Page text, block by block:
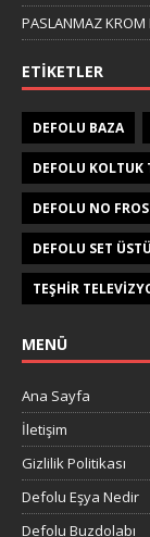
PASLANMAZ KROM
ETIKETLER
DEFOLU BAZA
DEFOLU KOLTUK
DEFOLU NO
DEFOLU SET
TEŞHIR
MENÜ
Ana Sayfa
İletişim
Gizlilik Politikası
Defolu Eşya Nedir
Defolu Buzdolabı